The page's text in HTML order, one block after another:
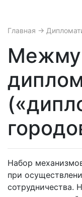
Главная →
Набор
при
сотрудничества.